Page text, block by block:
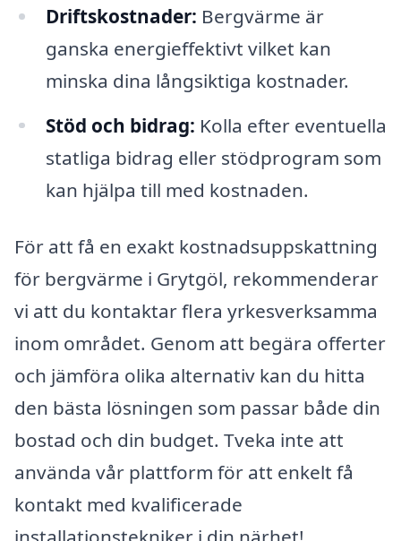
Driftskostnader: Bergvärme är
ganska energieffektivt vilket kan
minska dina långsiktiga kostnader.
Stöd och bidrag: Kolla efter eventuella
statliga bidrag eller stödprogram som
kan hjälpa till med kostnaden.
För att få en exakt kostnadsuppskattning
för bergvärme i Grytgöl, rekommenderar
vi att du kontaktar flera yrkesverksamma
inom området. Genom att begära offerter
och jämföra olika alternativ kan du hitta
den bästa lösningen som passar både din
bostad och din budget. Tveka inte att
använda vår plattform för att enkelt få
kontakt med kvalificerade